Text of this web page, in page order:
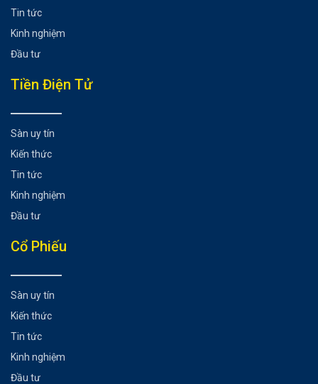
Ảnh hưởng đến lĩnh vực tài chính và tiền mã hóa
Có thể bạn chưa biết
Tin tức
Kinh nghiệm
Đầu tư
Tiền Điện Tử
Sàn uy tín
Kiến thức
Tin tức
Kinh nghiệm
Đầu tư
Cổ Phiếu
Sàn uy tín
Kiến thức
Tin tức
Kinh nghiệm
Đầu tư